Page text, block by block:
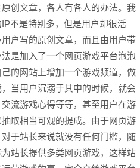
创文章，各人有各人的办法。我
不是特别多，但是用户却很活
户写的原创文章，而且由用户带
是加入了一个网页游戏平台泡泡
的网站上增加一个游戏频道，做
当用户沉溺于其中的时候，就会
流游戏心得等等，甚至用户在游
取相当可观的提成。由于网页游
于站长来说就没有任何门槛，随
站长提供多类网页游戏，这样站